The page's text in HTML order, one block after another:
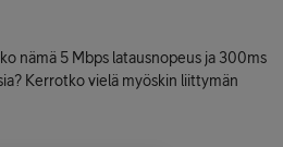
nämä 5 Mbps latausnopeus ja 300ms
Kerrotko vielä myöskin liittymän